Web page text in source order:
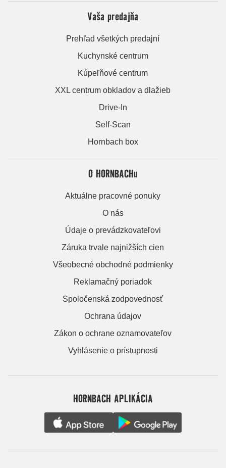
Vaša predajňa
Prehľad všetkých predajní
Kuchynské centrum
Kúpeľňové centrum
XXL centrum obkladov a dlažieb
Drive-In
Self-Scan
Hornbach box
O HORNBACHu
Aktuálne pracovné ponuky
O nás
Údaje o prevádzkovateľovi
Záruka trvale najnižších cien
Všeobecné obchodné podmienky
Reklamačný poriadok
Spoločenská zodpovednosť
Ochrana údajov
Zákon o ochrane oznamovateľov
Vyhlásenie o prístupnosti
HORNBACH APLIKÁCIA